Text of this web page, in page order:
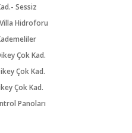
Sessiz
Hidroforu
Çok Kad.
Çok Kad.
Çok Kad.
Panoları